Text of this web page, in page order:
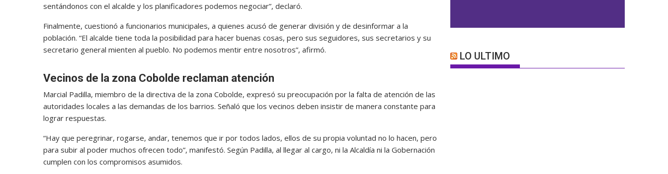
sentándonos con el alcalde y los planificadores podemos negociar”, declaró.
Finalmente, cuestionó a funcionarios municipales, a quienes acusó de generar división y de desinformar a la
población. “El alcalde tiene toda la posibilidad para hacer buenas cosas, pero sus seguidores, sus secretarios y su
secretario general mienten al pueblo. No podemos mentir entre nosotros”, afirmó.
Vecinos de la zona Cobolde reclaman atención
Marcial Padilla, miembro de la directiva de la zona Cobolde, expresó su preocupación por la falta de atención de las
autoridades locales a las demandas de los barrios. Señaló que los vecinos deben insistir de manera constante para
lograr respuestas.
“Hay que peregrinar, rogarse, andar, tenemos que ir por todos lados, ellos de su propia voluntad no lo hacen, pero
para subir al poder muchos ofrecen todo”, manifestó. Según Padilla, al llegar al cargo, ni la Alcaldía ni la Gobernación
cumplen con los compromisos asumidos.
LO ULTIMO